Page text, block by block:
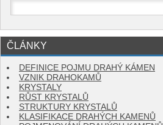
ČLÁNKY
DEFINICE POJMU DRAHÝ KÁMEN
VZNIK DRAHOKAMŮ
KRYSTALY
RŮST KRYSTALŮ
STRUKTURY KRYSTALŮ
KLASIFIKACE DRAHÝCH KAMENŮ